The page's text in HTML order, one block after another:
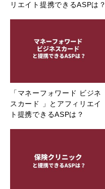
リエイト提携できるASPは？
「マネーフォワード ビジネ
スカード 」とアフィリエイ
ト提携できるASPは？